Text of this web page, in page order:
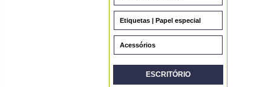
Etiquetas | Papel especial
Acessórios
ESCRITÓRIO